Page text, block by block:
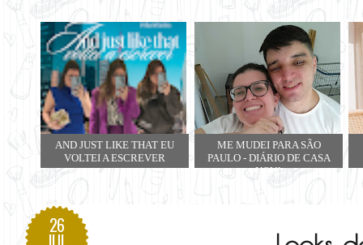
AND JUST LIKE THAT EU
VOLTEI A ESCREVER
ME MUDEI PARA SÃO
PAULO - DIÁRIO DE CASA
NOVA
26